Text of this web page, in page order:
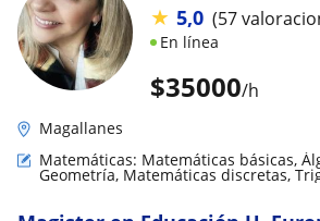
$35000/h
★ 5,0 (57
En línea
Magallanes
Matemáticas: Matemáticas básicas,
Geometría, Matemáticas discretas,
Teoría de números, Matemáticas